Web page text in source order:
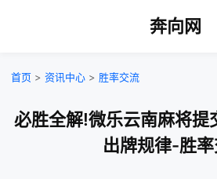
奔向网
首页 > 资讯中心 > 胜率交流
必胜全解!微乐云南麻将提
出牌规律-胜